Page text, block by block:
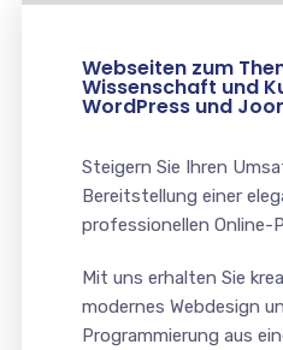
Webseiten zum
Wissenschaft und
WordPress und
Steigern Sie Ihren
Bereitstellung einer
professionellen Online-
Mit uns erhalten Sie
modernes Webdesign
Programmierung aus